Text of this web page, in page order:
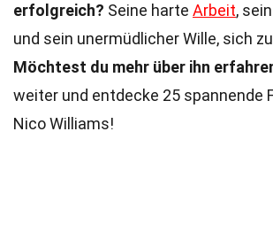
erfolgreich? Seine harte Arbeit,
und sein unermüdlicher Wille, sich
Möchtest du mehr über ihn
weiter und entdecke 25 spannende
Nico Williams!